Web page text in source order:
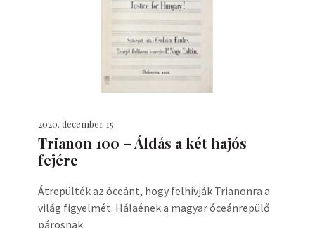
2020. december 15.
Trianon 100 – Áldás a két hajós
fejére
Átrepülték az óceánt, hogy felhívják Trianonra a
világ figyelmét. Hálaének a magyar óceánrepülő
párosnak.